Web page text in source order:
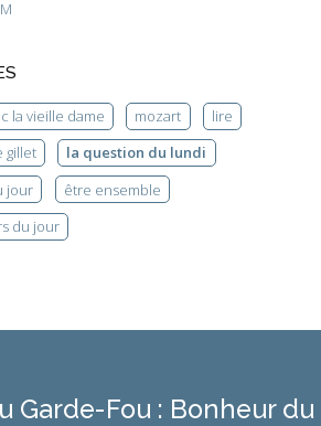
la vieille dame mozart
lire
gillet
la question du lundi
jour
être ensemble
du jour
Garde-Fou : Bonheur du